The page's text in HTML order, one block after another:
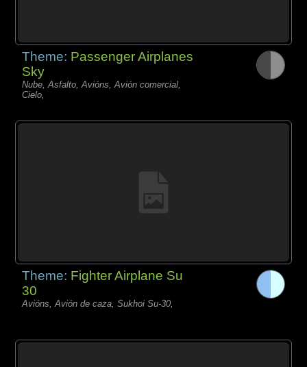
Theme: Passenger Airplanes
Sky
Nube, Asfalto, Avións, Avión comercial,
Cielo,
Theme: Fighter Airplane Su
30
Avións, Avión de caza, Sukhoi Su-30,